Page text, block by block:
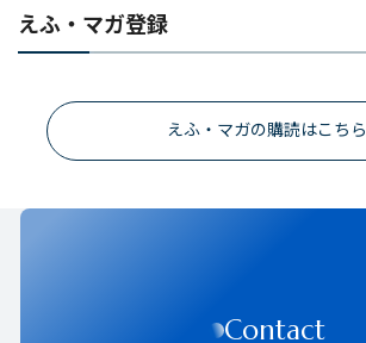
えふ・マガ登録
えふ・マガの購読はこちら
Contact